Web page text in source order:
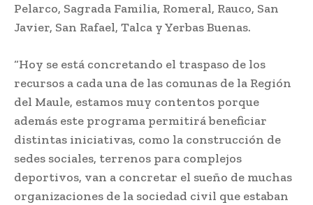
Pelarco, Sagrada Familia, Romeral, Rauco, San
Javier, San Rafael, Talca y Yerbas Buenas.
“Hoy se está concretando el traspaso de los
recursos a cada una de las comunas de la Región
del Maule, estamos muy contentos porque
además este programa permitirá beneficiar
distintas iniciativas, como la construcción de
sedes sociales, terrenos para complejos
deportivos, van a concretar el sueño de muchas
organizaciones de la sociedad civil que estaban